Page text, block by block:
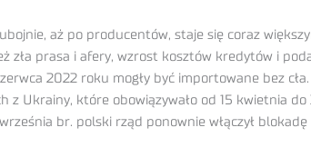
aż po producentów, staje się coraz
zła prasa i afery, wzrost kosztów kredytów i
2022 roku mogły być importowane bez cła.
Ukrainy, które obowiązywało od 15 kwietnia
br. polski rząd ponownie włączył